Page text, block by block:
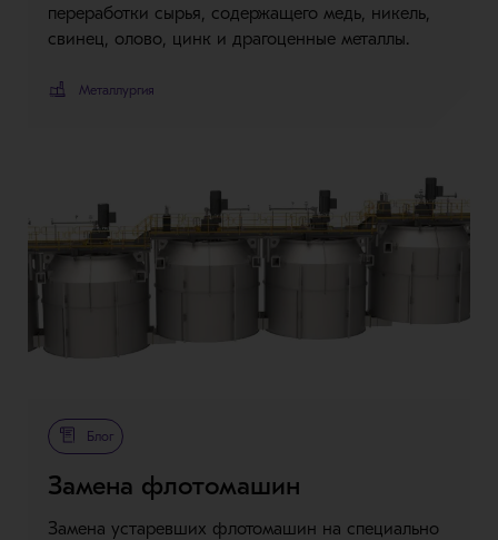
переработки сырья, содержащего медь, никель,
свинец, олово, цинк и драгоценные металлы.
Металлургия
Блог
Замена флотомашин
Замена устаревших флотомашин на специально